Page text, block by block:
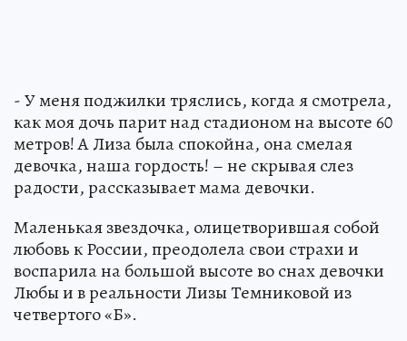
- У меня поджилки тряслись, когда я смотрела,
как моя дочь парит над стадионом на высоте 60
метров! А Лиза была спокойна, она смелая
девочка, наша гордость! – не скрывая слез
радости, рассказывает мама девочки.
Маленькая звездочка, олицетворившая собой
любовь к России, преодолела свои страхи и
воспарила на большой высоте во снах девочки
Любы и в реальности Лизы Темниковой из
четвертого «Б».